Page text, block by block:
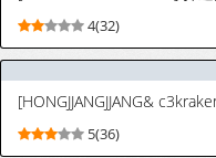
4(32)
5(36)